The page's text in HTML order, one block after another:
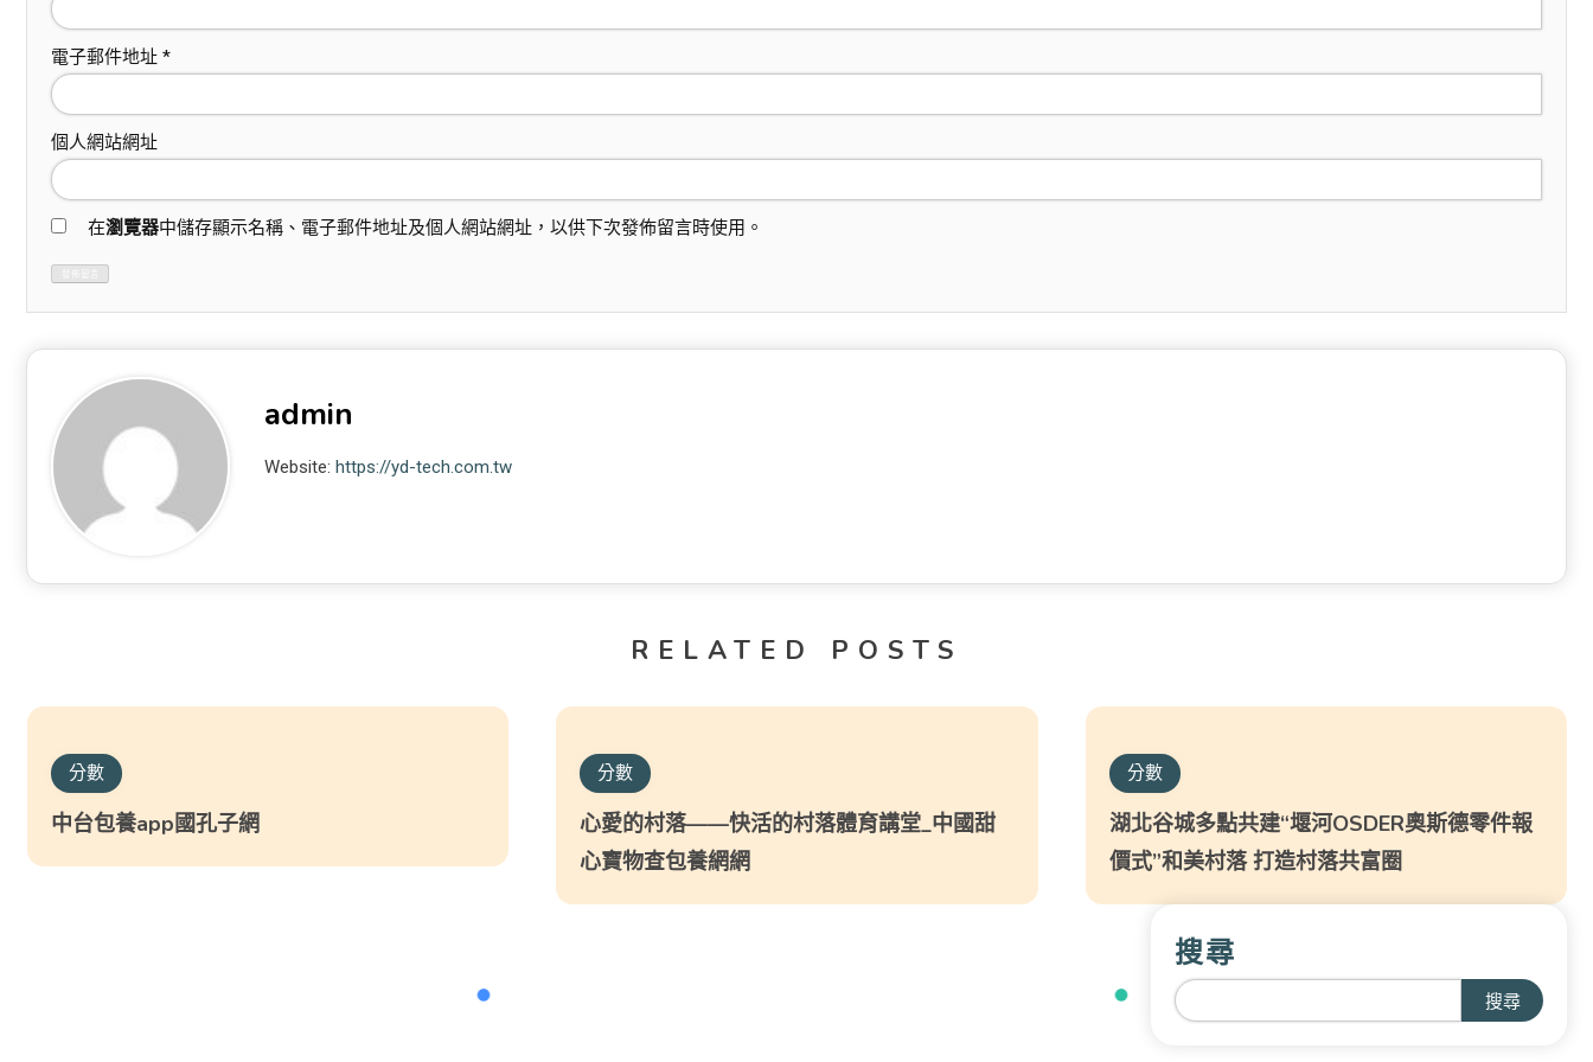
電子郵件地址 *
個人網站網址
在瀏覽器中儲存顯示名稱、電子郵件地址及個人網站網址，以供下次發佈留言時使用。
admin
Website:https://yd-tech.com.tw
RELATED POSTS
分數
中台包養app國孔子網
分數
心愛的村落——快活的村落體育講堂_中國甜
心寶物查包養網網
分數
湖北谷城多點共建“堰河OSDER奧斯德零件報
價式”和美村落 打造村落共富圈
搜尋
搜尋